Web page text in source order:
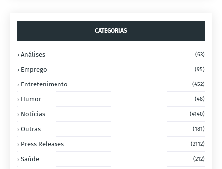
CATEGORIAS
Análises (63)
Emprego (95)
Entretenimento (452)
Humor (48)
Notícias (4140)
Outras (181)
Press Releases (2112)
Saúde (212)